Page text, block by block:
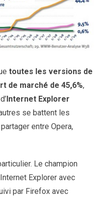
toutes les versions de
de marché de 45,6%,
Internet Explorer
se battent les
entre Opera,
Le champion
Explorer avec
par Firefox avec